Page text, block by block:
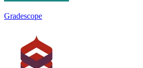
Gradescope